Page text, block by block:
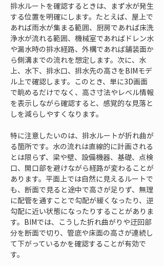
排水ルートを確認するときは、まず水が発生
する位置を明確にします。たとえば、屋上で
あれば雨水が集まる範囲、厨房であれば床洗
浄水が流れる範囲、機械室であればドレン水
や漏水時の排水経路、外構であれば舗装面か
ら側溝までの流れを想定します。次に、水
上、水下、排水口、排水先の高さをBIMモデ
ル上で確認します。このとき、単に3D画面
で眺めるだけでなく、高さ寸法やレベル情報
を表示しながら確認すると、感覚的な見落と
しを減らしやすくなります。
特に注意したいのは、排水ルートが折れ曲が
る箇所です。水の流れは直線的に計画される
とは限らず、梁や壁、設備機器、基礎、点検
口、開口部を避けながら経路が変わることが
あります。平面上では自然に見えるルートで
も、断面で見ると途中で高さが足りず、無理
に配管を通すことで勾配が緩くなったり、逆
勾配に近い状態になったりすることがありま
す。BIMでは、こうした折れ曲がりや迂回部
分を断面で切り、管底や床面の高さが連続し
て下がっているかを確認することが有効で
す。